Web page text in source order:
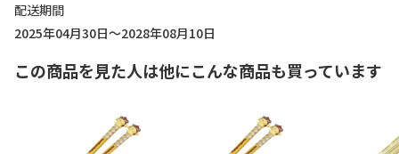
配送期間
2025年04月30日～2028年08月10日
この商品を見た人は他にこんな商品も買っています